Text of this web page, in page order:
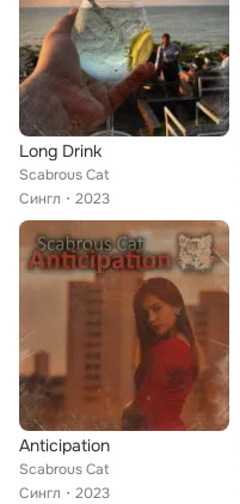
Long Drink
Scabrous Cat
Сингл
2023
Anticipation
Scabrous Cat
Сингл
2023